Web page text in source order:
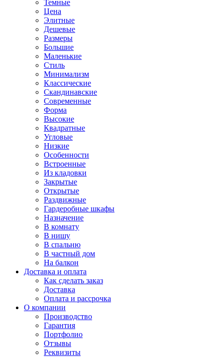
Темные
Цена
Элитные
Дешевые
Размеры
Большие
Маленькие
Стиль
Минимализм
Классические
Скандинавские
Современные
Форма
Высокие
Квадратные
Угловые
Низкие
Особенности
Встроенные
Из кладовки
Закрытые
Открытые
Раздвижные
Гардеробные шкафы
Назначение
В комнату
В нишу
В спальню
В частный дом
На балкон
Доставка и оплата
Как сделать заказ
Доставка
Оплата и рассрочка
О компании
Производство
Гарантия
Портфолио
Отзывы
Реквизиты